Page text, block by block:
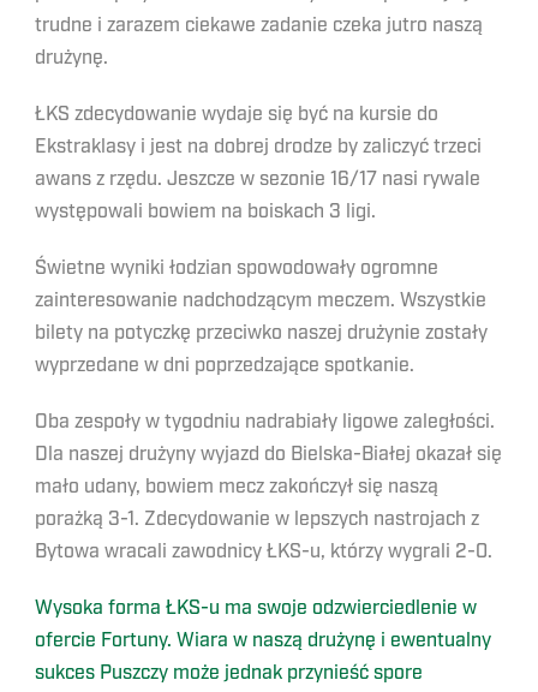
trudne i zarazem ciekawe zadanie czeka jutro naszą
drużynę.
ŁKS zdecydowanie wydaje się być na kursie do
Ekstraklasy i jest na dobrej drodze by zaliczyć trzeci
awans z rzędu. Jeszcze w sezonie 16/17 nasi rywale
występowali bowiem na boiskach 3 ligi.
Świetne wyniki łodzian spowodowały ogromne
zainteresowanie nadchodzącym meczem. Wszystkie
bilety na potyczkę przeciwko naszej drużynie zostały
wyprzedane w dni poprzedzające spotkanie.
Oba zespoły w tygodniu nadrabiały ligowe zaległości.
Dla naszej drużyny wyjazd do Bielska-Białej okazał się
mało udany, bowiem mecz zakończył się naszą
porażką 3-1. Zdecydowanie w lepszych nastrojach z
Bytowa wracali zawodnicy ŁKS-u, którzy wygrali 2-0.
Wysoka forma ŁKS-u ma swoje odzwierciedlenie w
ofercie Fortuny. Wiara w naszą drużynę i ewentualny
sukces Puszczy może jednak przynieść spore